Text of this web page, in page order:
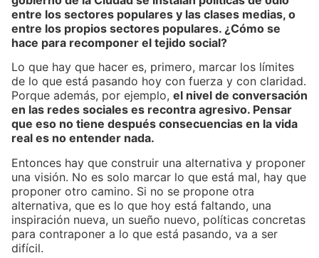
entre los sectores populares y las clases medias, o
entre los propios sectores populares. ¿Cómo se
hace para recomponer el tejido social?
Lo que hay que hacer es, primero, marcar los límites
de lo que está pasando hoy con fuerza y con claridad.
Porque además, por ejemplo, el nivel de conversación
en las redes sociales es recontra agresivo. Pensar
que eso no tiene después consecuencias en la vida
real es no entender nada.
Entonces hay que construir una alternativa y proponer
una visión. No es solo marcar lo que está mal, hay que
proponer otro camino. Si no se propone otra
alternativa, que es lo que hoy está faltando, una
inspiración nueva, un sueño nuevo, políticas concretas
para contraponer a lo que está pasando, va a ser
difícil.